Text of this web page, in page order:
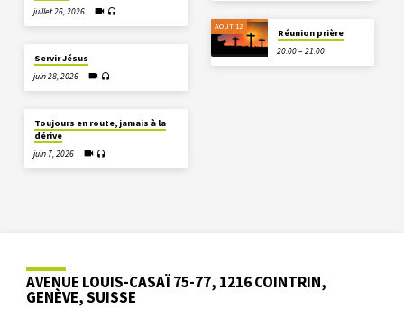
juillet 26, 2026
Servir Jésus
juin 28, 2026
Toujours en route, jamais à la
dérive
juin 7, 2026
AOÛT 12
Réunion prière
20:00 – 21:00
AVENUE LOUIS-CASAÏ 75-77, 1216 COINTRIN,
GENÈVE, SUISSE